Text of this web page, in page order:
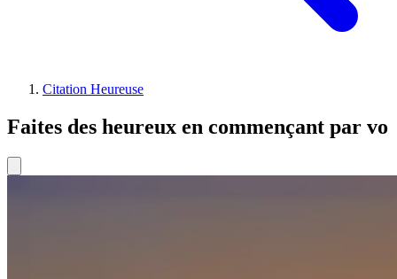
Citation Heureuse
Faites des heureux en commençant par vo